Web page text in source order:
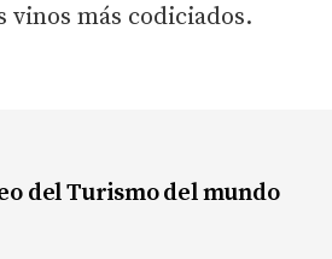
vinos más codiciados.
del Turismo del mundo